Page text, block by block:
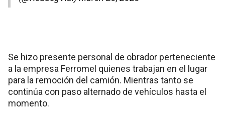
Se hizo presente personal de obrador perteneciente
a la empresa Ferromel quienes trabajan en el lugar
para la remoción del camión. Mientras tanto se
continúa con paso alternado de vehículos hasta el
momento.